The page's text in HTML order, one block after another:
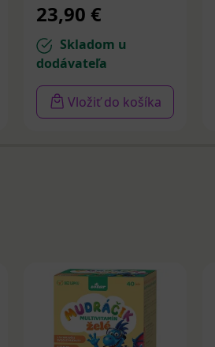
23,90 €
Skladom u
dodávateľa
Vložiť do košíka